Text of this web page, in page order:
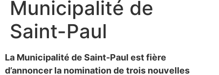
Municipalité de
Saint-Paul
La Municipalité de Saint-Paul est fière
d’annoncer la nomination de trois nouvelles